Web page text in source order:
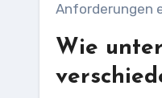
Anforderungen
Wie